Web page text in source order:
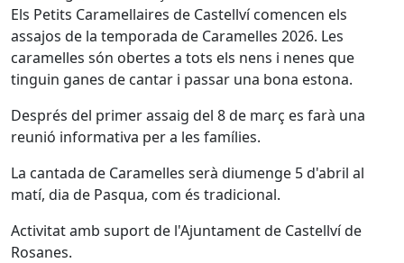
Els Petits Caramellaires de Castellví comencen els
assajos de la temporada de Caramelles 2026. Les
caramelles són obertes a tots els nens i nenes que
tinguin ganes de cantar i passar una bona estona.
Després del primer assaig del 8 de març es farà una
reunió informativa per a les famílies.
La cantada de Caramelles serà diumenge 5 d'abril al
matí, dia de Pasqua, com és tradicional.
Activitat amb suport de l'Ajuntament de Castellví de
Rosanes.